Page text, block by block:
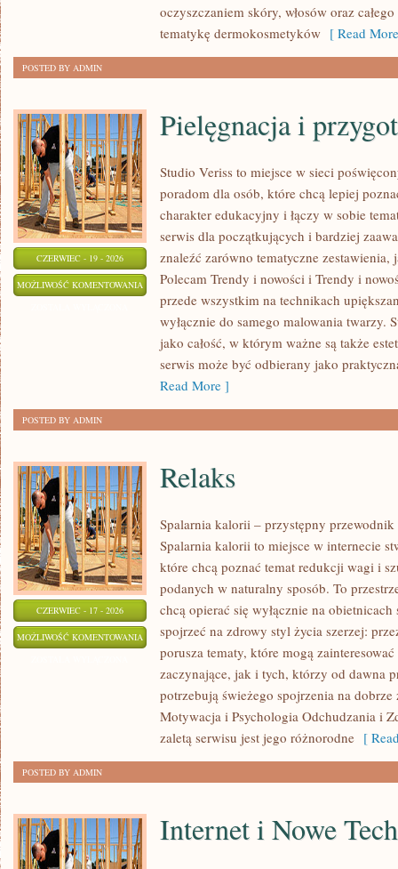
oczyszczaniem skóry, włosów oraz
tematykę dermokosmetyków [ Read
POSTED BY ADMIN
CZERWIEC - 19 - 2026
MOŻLIWOŚĆ KOMENTOWANIA PIELĘGNACJA
PRZYGOTOWANIE
SKÓRY
Pielęgnacja i
Studio Veriss to miejsce w sieci
poradom dla osób, które chcą lepiej
charakter edukacyjny i łączy w sobie
serwis dla początkujących i bardziej
znaleźć zarówno tematyczne zestawienia,
Polecam Trendy i nowości i Trendy i
przede wszystkim na technikach
wyłącznie do samego malowania twarzy.
jako całość, w którym ważne są także
serwis może być odbierany jako
Read More ]
POSTED BY ADMIN
CZERWIEC - 17 - 2026
MOŻLIWOŚĆ KOMENTOWANIA RELAKS
Relaks
Spalarnia kalorii – przystępny przewodnik
Spalarnia kalorii to miejsce w internecie
które chcą poznać temat redukcji wagi i
podanych w naturalny sposób. To
chcą opierać się wyłącznie na
spojrzeć na zdrowy styl życia szerzej:
porusza tematy, które mogą
zaczynające, jak i tych, którzy od dawna
potrzebują świeżego spojrzenia na dobrze
Motywacja i Psychologia Odchudzania i
zaletą serwisu jest jego różnorodne [
POSTED BY ADMIN
Internet i Nowe